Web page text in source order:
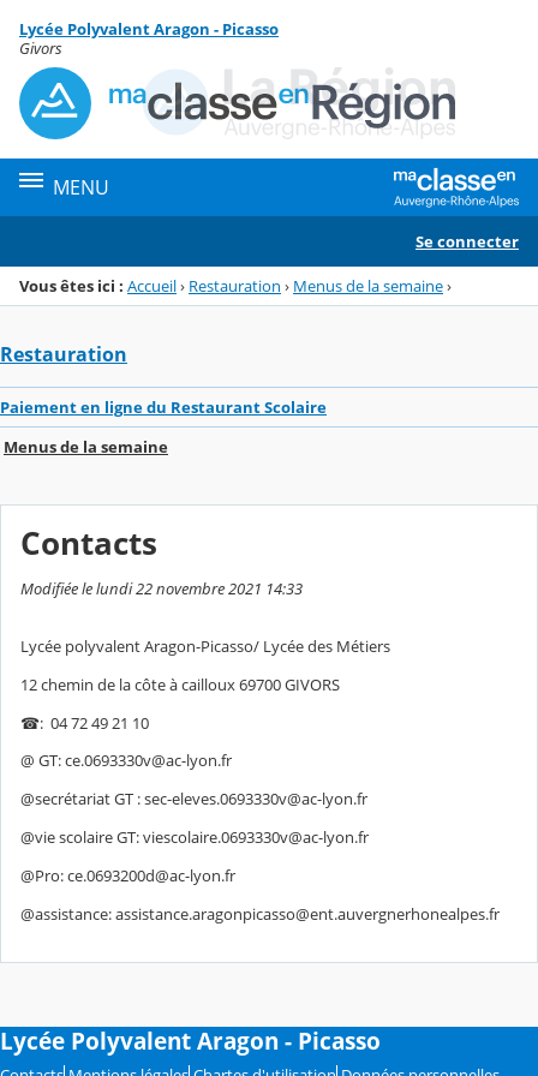
Menu de la rubrique
Contenu
Lycée Polyvalent Aragon - Picasso
Givors
MENU
Se connecter
Vous êtes ici : Accueil› Restauration › Menus de la semaine›
Restauration
Paiement en ligne du Restaurant Scolaire
Menus de la semaine
Contacts
Modifiée le lundi 22 novembre 2021 14:33
Lycée polyvalent Aragon-Picasso/ Lycée des Métiers
12 chemin de la côte à cailloux 69700 GIVORS
☎: 04 72 49 21 10
@ GT: ce.0693330v@ac-lyon.fr
@secrétariat GT : sec-eleves.0693330v@ac-lyon.fr
@vie scolaire GT: viescolaire.0693330v@ac-lyon.fr
@Pro: ce.0693200d@ac-lyon.fr
@assistance: assistance.aragonpicasso@ent.auvergnerhonealpes.fr
Lycée Polyvalent Aragon - Picasso